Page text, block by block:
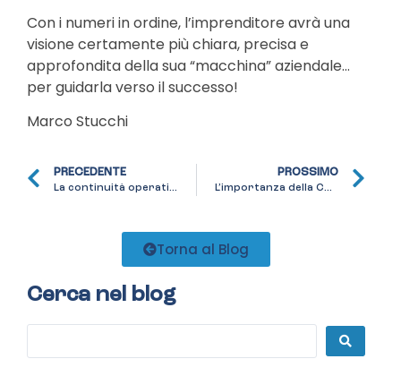
Con i numeri in ordine, l’imprenditore avrà una
visione certamente più chiara, precisa e
approfondita della sua “macchina” aziendale…
per guidarla verso il successo!
Marco Stucchi
PRECEDENTE
La continuità operativa
PROSSIMO
L’importanza della Comunicazione nelle PMI
Torna al Blog
Cerca nel blog